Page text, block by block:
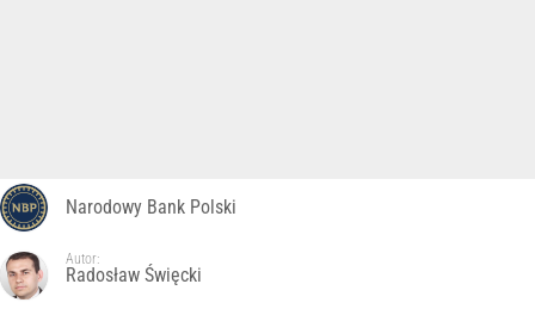
Narodowy Bank Polski
Autor:
Radosław Święcki